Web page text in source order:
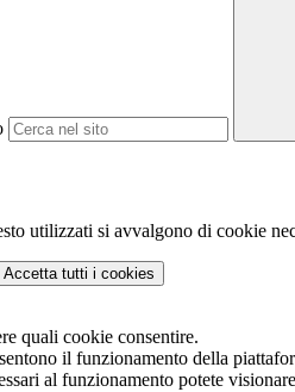
utilizzati si avvalgono di cookie
Accetta tutti i cookies
quali cookie consentire.
il funzionamento della
al funzionamento potete